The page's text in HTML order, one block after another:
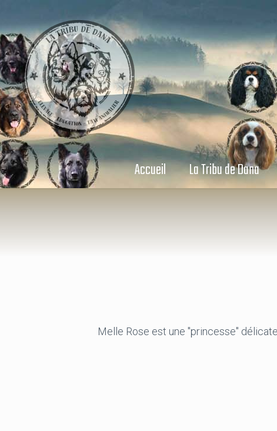
Accueil La Tribu de Dana
Melle Rose est une "princesse"